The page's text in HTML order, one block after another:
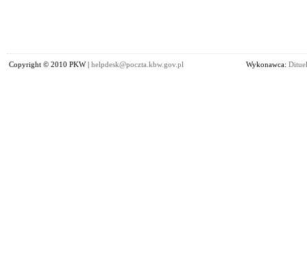
Copyright © 2010 PKW | helpdesk@poczta.kbw.gov.pl Wykonawca: